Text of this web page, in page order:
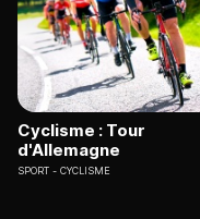
Cyclisme : Tour
d'Allemagne
SPORT CYCLISME